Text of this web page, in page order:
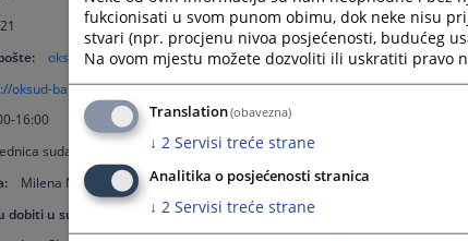
oksud-banjaluka@pravosudje.ba
oksud-banjaluka.pravosudje.ba
16:00
suda Marija Aničić-Zgonjanin
Milena Marković
dobiti u sudu:
Priznavanje stranih sudskih i arbitražnih odluka; Uvjerenje
fukcionisati u svom punom obimu, dok neke nisu
stvari (npr. procjenu nivoa posjećenosti, budućeg
Na ovom mjestu možete dozvoliti ili uskratiti pravo
Translation(obavezna)
↓ 2 Servisi treće strane
Analitika o posjećenosti stranica
↓ 2 Servisi treće strane